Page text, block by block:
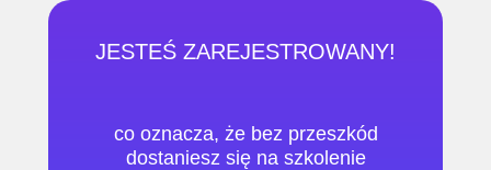
JESTEŚ ZAREJESTROWANY!
co oznacza, że ​​bez przeszkód
dostaniesz się na szkolenie